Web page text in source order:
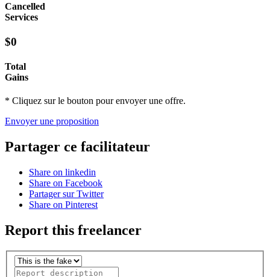
Cancelled
Services
$0
Total
Gains
* Cliquez sur le bouton pour envoyer une offre.
Envoyer une proposition
Partager ce facilitateur
Share on linkedin
Share on Facebook
Partager sur Twitter
Share on Pinterest
Report this freelancer